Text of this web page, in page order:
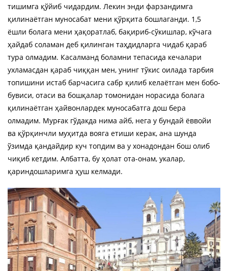
тишимга қўйиб чидардим. Лекин энди фарзандимга
қилинаётган муносабат мени қўрқита бошлаганди. 1,5
ёшли болага мени ҳақоратлаб, бақириб-сўкишлар, кўчага
ҳайдаб соламан деб қилинган таҳдидларга чидаб қараб
тура олмадим. Касалманд боламни тепасида кечалари
ухламасдан қараб чиққан мен, унинг тўкис оилада тарбия
топишини истаб барчасига сабр қилиб келаётган мен бобо-
бувиси, отаси ва бошқалар томонидан норасида болага
қилинаётган ҳайвонлардек муносабатга дош бера
олмадим. Мурғак гўдакда нима айб, нега у бундай ёввойи
ва қўрқинчли муҳитда вояга етиши керак, ана шунда
ўзимда қандайдир куч топдим ва у хонадондан бош олиб
чиқиб кетдим. Албатта, бу ҳолат ота-онам, укалар,
қариндошларимга ҳуш келмади.